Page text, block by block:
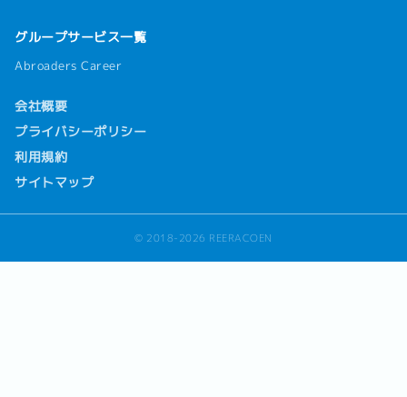
グループサービス一覧
Abroaders Career
会社概要
プライバシーポリシー
利用規約
サイトマップ
© 2018-2026 REERACOEN